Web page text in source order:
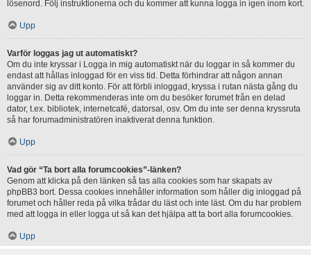
lösenord. Följ instruktionerna och du kommer att kunna logga in igen inom kort.
Upp
Varför loggas jag ut automatiskt?
Om du inte kryssar i Logga in mig automatiskt när du loggar in så kommer du
endast att hållas inloggad för en viss tid. Detta förhindrar att någon annan
använder sig av ditt konto. För att förbli inloggad, kryssa i rutan nästa gång du
loggar in. Detta rekommenderas inte om du besöker forumet från en delad
dator, t.ex. bibliotek, internetcafé, datorsal, osv. Om du inte ser denna kryssruta
så har forumadministratören inaktiverat denna funktion.
Upp
Vad gör “Ta bort alla forumcookies”-länken?
Genom att klicka på den länken så tas alla cookies som har skapats av
phpBB3 bort. Dessa cookies innehåller information som håller dig inloggad på
forumet och håller reda på vilka trådar du läst och inte läst. Om du har problem
med att logga in eller logga ut så kan det hjälpa att ta bort alla forumcookies.
Upp